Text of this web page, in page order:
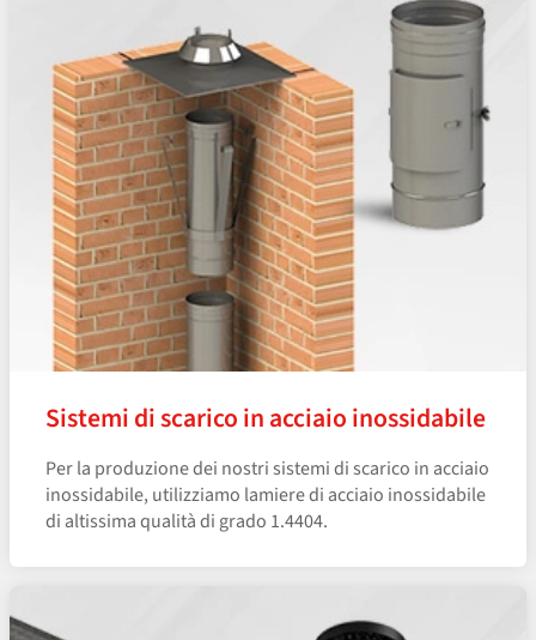
Sistemi di scarico in acciaio inossidabile
Per la produzione dei nostri sistemi di scarico in acciaio
inossidabile, utilizziamo lamiere di acciaio inossidabile
di altissima qualità di grado 1.4404.